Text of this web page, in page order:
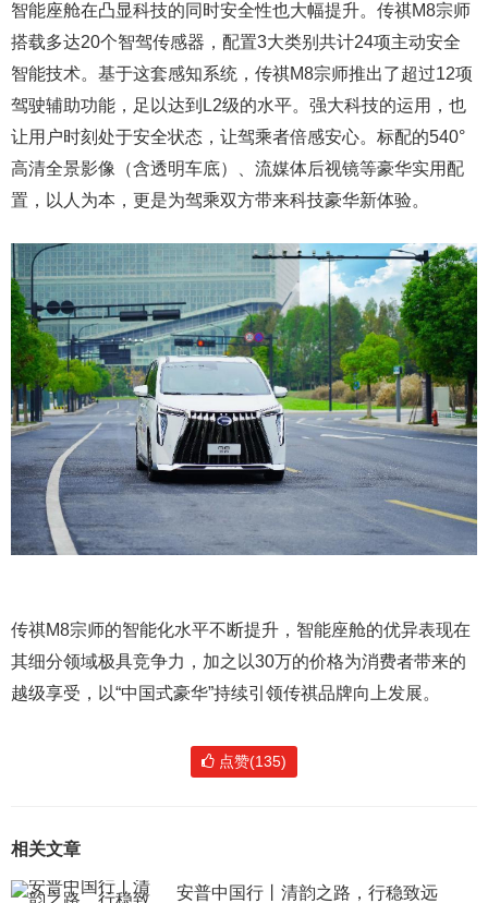
智能座舱在凸显科技的同时安全性也大幅提升。传祺M8宗师
搭载多达20个智驾传感器，配置3大类别共计24项主动安全
智能技术。基于这套感知系统，传祺M8宗师推出了超过12项
驾驶辅助功能，足以达到L2级的水平。强大科技的运用，也
让用户时刻处于安全状态，让驾乘者倍感安心。标配的540°
高清全景影像（含透明车底）、流媒体后视镜等豪华实用配
置，以人为本，更是为驾乘双方带来科技豪华新体验。
传祺M8宗师的智能化水平不断提升，智能座舱的优异表现在
其细分领域极具竞争力，加之以30万的价格为消费者带来的
越级享受，以“中国式豪华”持续引领传祺品牌向上发展。
点赞(135)
相关文章
安普中国行丨清韵之路，行稳致远